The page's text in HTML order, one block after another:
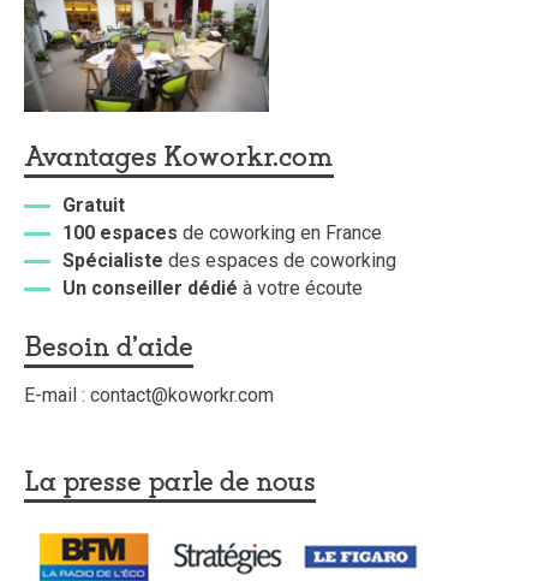
Avantages Koworkr.com
Gratuit
100 espaces de coworking en France
Spécialiste des espaces de coworking
Un conseiller dédié à votre écoute
Besoin d'aide
E-mail : contact@koworkr.com
La presse parle de nous